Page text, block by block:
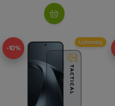
-10%
Újdonság